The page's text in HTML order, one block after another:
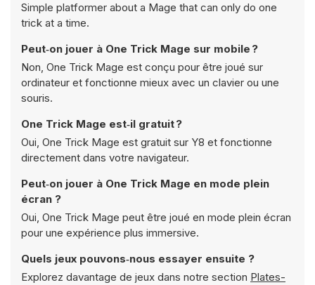
Simple platformer about a Mage that can only do one
trick at a time.
Peut‑on jouer à One Trick Mage sur mobile ?
Non, One Trick Mage est conçu pour être joué sur
ordinateur et fonctionne mieux avec un clavier ou une
souris.
One Trick Mage est‑il gratuit ?
Oui, One Trick Mage est gratuit sur Y8 et fonctionne
directement dans votre navigateur.
Peut‑on jouer à One Trick Mage en mode plein
écran ?
Oui, One Trick Mage peut être joué en mode plein écran
pour une expérience plus immersive.
Quels jeux pouvons‑nous essayer ensuite ?
Explorez davantage de jeux dans notre section Plates-